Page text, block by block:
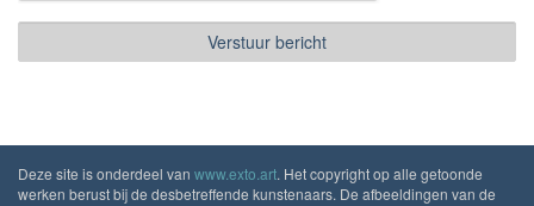
Deze site is onderdeel van www.exto.art. Het copyright op alle getoonde
werken berust bij de desbetreffende kunstenaars. De afbeeldingen van de